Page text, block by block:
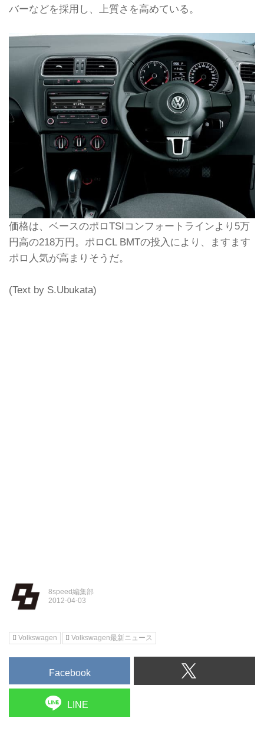
バーなどを採用し、上質さを高めている。
価格は、ベースのポロTSIコンフォートラインより5万
円高の218万円。ポロCL BMTの投入により、ますます
ポロ人気が高まりそうだ。
(Text by S.Ubukata)
8speed編集部
Volkswagen Volkswagen最新ニュース
Facebook
LINE